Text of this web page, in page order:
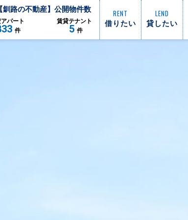
【釧路の不動産】公開物件数
アパート
件
賃貸テナント
5 件
RENT
借りたい
LEND
貸したい